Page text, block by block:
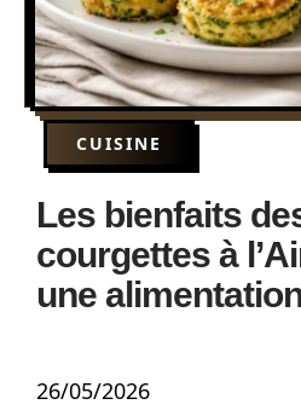
CUISINE
Les bienfaits
courgettes à
une
26/05/2026